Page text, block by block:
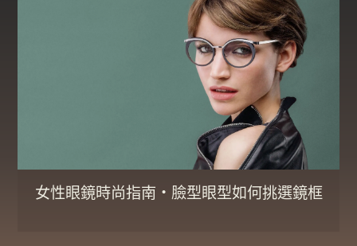
女性眼鏡時尚指南・臉型眼型如何挑選鏡框